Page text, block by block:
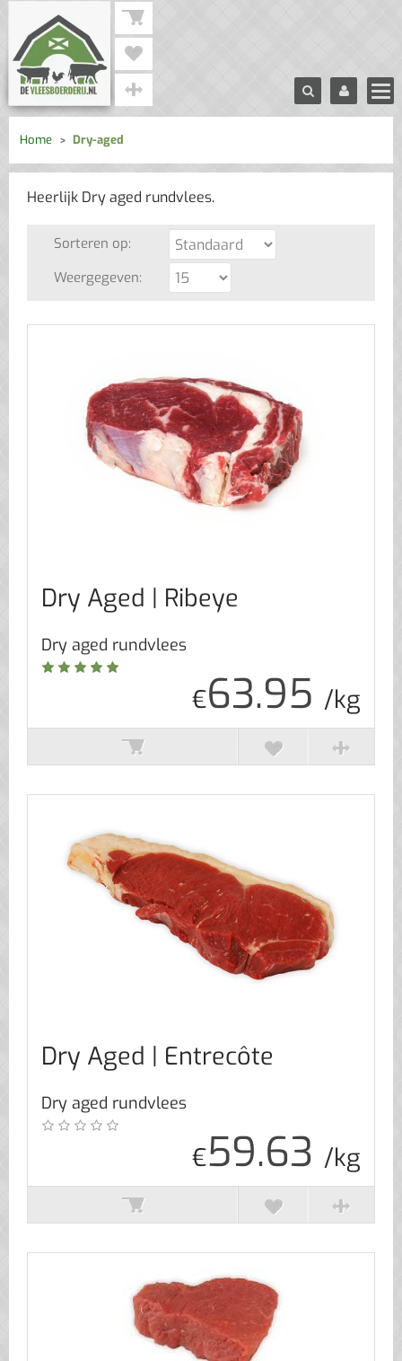
Home Dry-aged
Heerlijk Dry aged rundvlees.
Sorteren op:
Weergegeven:
Dry Aged | Ribeye
Dry aged rundvlees
€63.95 /kg
Dry Aged | Entrecôte
Dry aged rundvlees
€59.63 /kg